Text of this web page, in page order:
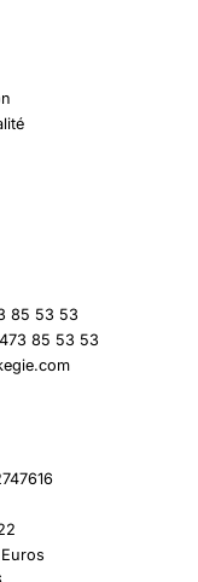
85 53 53
85 53 53